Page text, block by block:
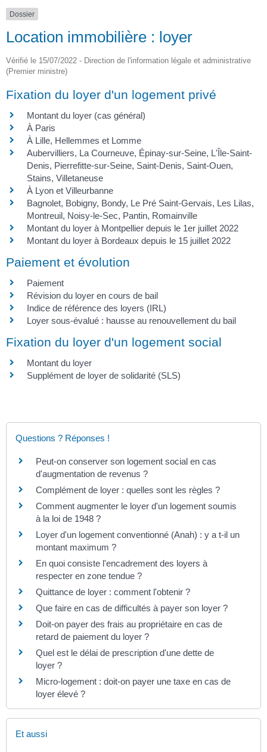
Dossier
Location immobilière : loyer
Vérifié le 15/07/2022 - Direction de l'information légale et administrative
(Premier ministre)
Fixation du loyer d'un logement privé
Montant du loyer (cas général)
À Paris
À Lille, Hellemmes et Lomme
Aubervilliers, La Courneuve, Épinay-sur-Seine, L'Île-Saint-
Denis, Pierrefitte-sur-Seine, Saint-Denis, Saint-Ouen,
Stains, Villetaneuse
À Lyon et Villeurbanne
Bagnolet, Bobigny, Bondy, Le Pré Saint-Gervais, Les Lilas,
Montreuil, Noisy-le-Sec, Pantin, Romainville
Montant du loyer à Montpellier depuis le 1er juillet 2022
Montant du loyer à Bordeaux depuis le 15 juillet 2022
Paiement et évolution
Paiement
Révision du loyer en cours de bail
Indice de référence des loyers (IRL)
Loyer sous-évalué : hausse au renouvellement du bail
Fixation du loyer d'un logement social
Montant du loyer
Supplément de loyer de solidarité (SLS)
Questions ? Réponses !
Peut-on conserver son logement social en cas
d'augmentation de revenus ?
Complément de loyer : quelles sont les règles ?
Comment augmenter le loyer d'un logement soumis
à la loi de 1948 ?
Loyer d'un logement conventionné (Anah) : y a t-il un
montant maximum ?
En quoi consiste l'encadrement des loyers à
respecter en zone tendue ?
Quittance de loyer : comment l'obtenir ?
Que faire en cas de difficultés à payer son loyer ?
Doit-on payer des frais au propriétaire en cas de
retard de paiement du loyer ?
Quel est le délai de prescription d'une dette de
loyer ?
Micro-logement : doit-on payer une taxe en cas de
loyer élevé ?
Et aussi